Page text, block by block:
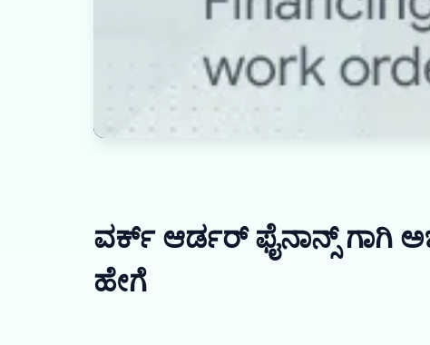
ವರ್ಕ್ ಆರ್ಡರ್ ಫೈನಾನ್ಸ್ ಗಾಗಿ
ಹೇಗೆ